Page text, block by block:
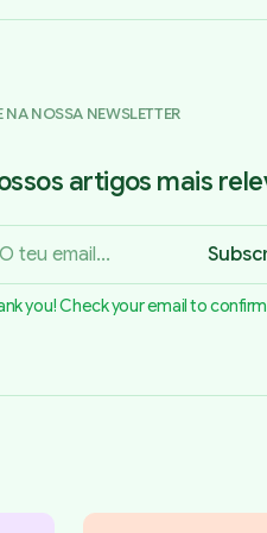
NA NOSSA NEWSLETTER
artigos mais
you! Check your email to